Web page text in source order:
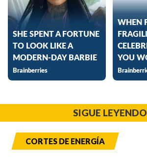
SIGUE LEYENDO
CORTES DE ENERGÍA